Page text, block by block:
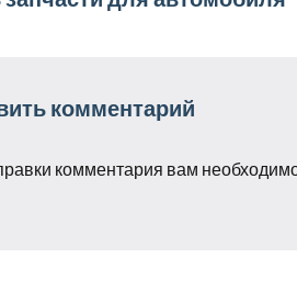
комментарий
комментария вам